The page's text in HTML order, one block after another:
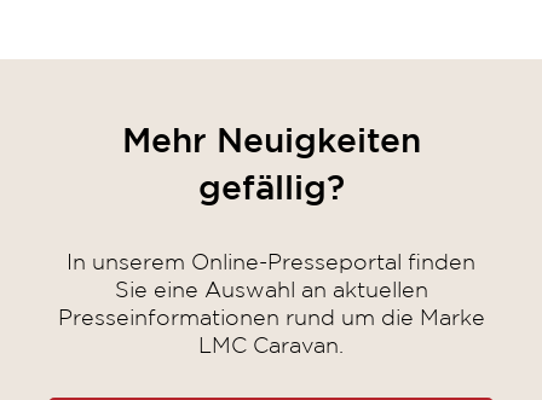
Mehr Neuigkeiten
gefällig?
In unserem Online-Presseportal finden
Sie eine Auswahl an aktuellen
Presseinformationen rund um die Marke
LMC Caravan.